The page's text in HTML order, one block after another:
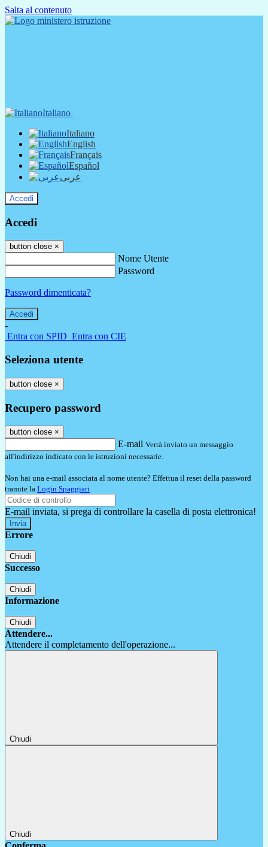
Salta al contenuto
Italiano
Italiano
English
Français
Español
عربى
Accedi
Accedi
button close ×
Nome Utente
Password
Password dimenticata?
-
Entra con SPID Entra con CIE
Seleziona utente
button close ×
Recupero password
button close ×
E-mail Verrà inviato un messaggio
all'indirizzo indicato con le istruzioni necessarie.
Non hai una e-mail associata al nome utente? Effettua il reset della password
tramite la Login Spaggiari
E-mail inviata, si prega di controllare la casella di posta elettronica!
Errore
Chiudi
Successo
Chiudi
Informazione
Chiudi
Attendere...
Attendere il completamento dell'operazione...
Chiudi
Chiudi